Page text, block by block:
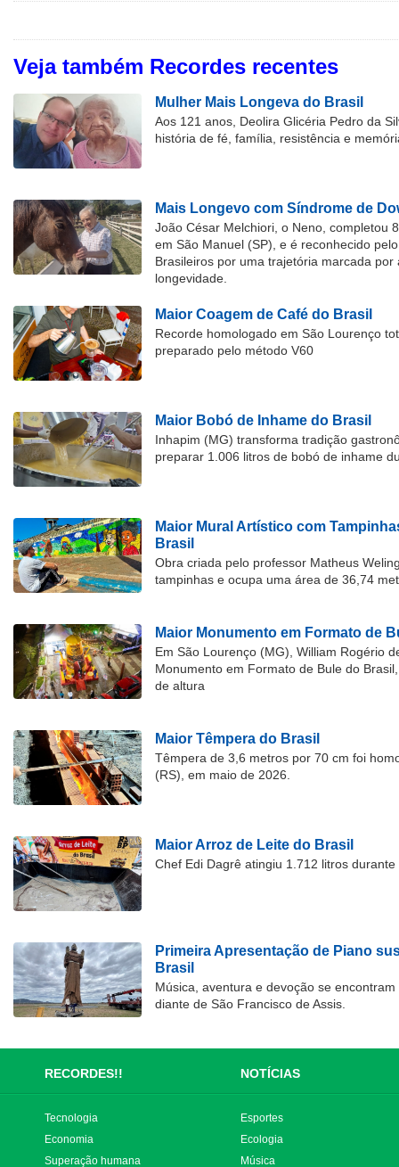
Veja também Recordes recentes
Mulher Mais Longeva do Brasil
Aos 121 anos, Deolira Glicéria Pedro da
história de fé, família, resistência e
Mais Longevo com Síndrome de
João César Melchiori, o Neno, completou
em São Manuel (SP), e é reconhecido
Brasileiros por uma trajetória marcada por
longevidade.
Maior Coagem de Café do Brasil
Recorde homologado em São Lourenço
preparado pelo método V60
Maior Bobó de Inhame do Brasil
Inhapim (MG) transforma tradição
preparar 1.006 litros de bobó de inhame
Maior Mural Artístico com
Brasil
Obra criada pelo professor Matheus
tampinhas e ocupa uma área de 36,74
Maior Monumento em Formato de
Em São Lourenço (MG), William Rogério
Monumento em Formato de Bule do
de altura
Maior Têmpera do Brasil
Têmpera de 3,6 metros por 70 cm foi
(RS), em maio de 2026.
Maior Arroz de Leite do Brasil
Chef Edi Dagrê atingiu 1.712 litros
Primeira Apresentação de Piano
Brasil
Música, aventura e devoção se
diante de São Francisco de Assis.
RECORDES!! NOTÍCIAS
Tecnologia
Economia
Superação humana
Esportes
Ecologia
Música